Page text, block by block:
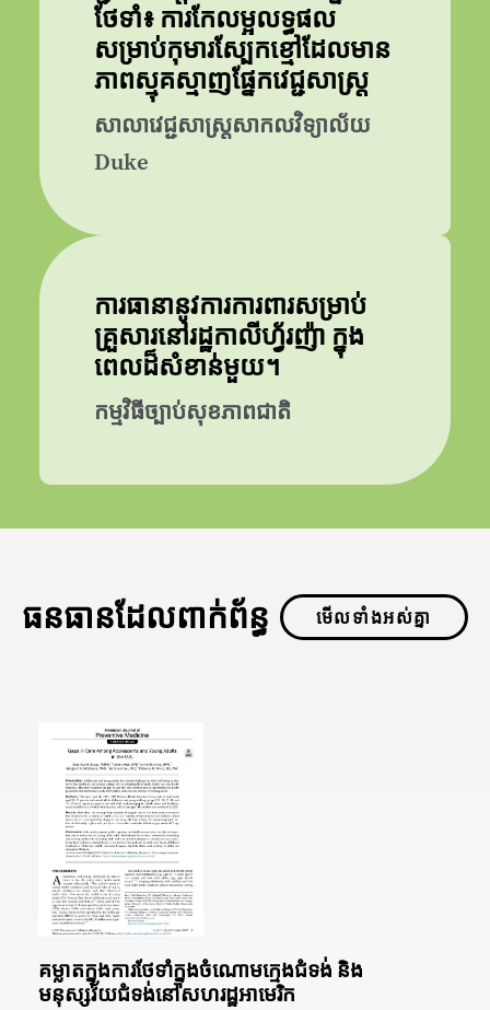
ថែទាំ៖ ការកែលម្អលទ្ធផល
សម្រាប់កុមារស្បែកខ្មៅដែលមាន
ភាពស្មុគស្មាញផ្នែកវេជ្ជសាស្ត្រ
សាលាវេជ្ជសាស្ត្រសាកលវិទ្យាល័យ
Duke
ការធានានូវការការពារសម្រាប់
គ្រួសារនៅរដ្ឋកាលីហ្វ័រញ៉ា ក្នុង
ពេលដ៏សំខាន់មួយ។
កម្មវិធីច្បាប់សុខភាពជាតិ
ធនធានដែលពាក់ព័ន្ធ មើលទាំងអស់គ្នា
គម្លាតក្នុងការថែទាំក្នុងចំណោមក្មេងជំទង់ និង
មនុស្សវ័យជំទង់នៅសហរដ្ឋអាមេរិក